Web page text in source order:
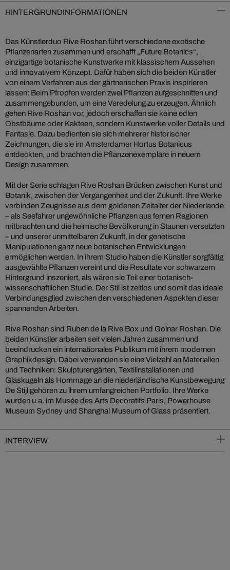
HINTERGRUNDINFORMATIONEN
Das Künstlerduo Rive Roshan führt verschiedene exotische
Pflanzenarten zusammen und erschafft „Future Botanics“,
einzigartige botanische Kunstwerke mit klassischem Aussehen
und innovativem Konzept. Dafür haben sich die beiden Künstler
von einem Verfahren aus der gärtnerischen Praxis inspirieren
lassen: Beim Pfropfen werden zwei Pflanzen aufgeschnitten und
zusammengebunden, um eine Veredelung zu erzeugen. Ähnlich
gehen Rive Roshan vor, jedoch erschaffen sie keine edlen
Obstbäume oder Kakteen, sondern Kunstwerke voller Details und
Fantasie. Dazu bedienten sie sich mehrerer historischer
Zeichnungen, die sie im Amsterdamer Hortus Botanicus
entdeckten, und brachten die Pflanzenexemplare in neuem
Design zusammen.
Mit der Serie schlagen Rive Roshan Brücken zwischen Kunst und
Botanik, zwischen der Vergangenheit und der Zukunft. Ihre Werke
verbinden Zeugnisse aus dem goldenen Zeitalter der Niederlande
– als Seefahrer ungewöhnliche Pflanzen aus fernen Regionen
mitbrachten und die heimische Bevölkerung in Staunen versetzten
– und unserer unmittelbaren Zukunft, in der genetische
Manipulationen ganz neue botanischen Entwicklungen
ermöglichen werden. In ihrem Studio haben die Künstler sorgfältig
ausgewählte Pflanzen vereint und die Resultate vor schwarzem
Hintergrund inszeniert, als wären sie Teil einer botanisch-
wissenschaftlichen Studie. Der Stil ist zeitlos und somit das ideale
Verbindungsglied zwischen den verschiedenen Aspekten dieser
spannenden Arbeiten.
Rive Roshan sind Ruben de la Rive Box und Golnar Roshan. Die
beiden Künstler arbeiten seit vielen Jahren zusammen und
beeindrucken ein internationales Publikum mit ihrem modernen
Graphikdesign. Dabei verwenden sie eine Vielzahl an Materialien
und Techniken: Skulpturengärten, Textilinstallationen und
Glaskugeln als Hommage an die niederländische Kunstbewegung
De Stijl gehören zu ihrem umfangreichen Portfolio. Ihre Werke
wurden u.a. im Musée des Arts Decoratifs Paris, Powerhouse
Museum Sydney und Shanghai Museum of Glass präsentiert.
INTERVIEW